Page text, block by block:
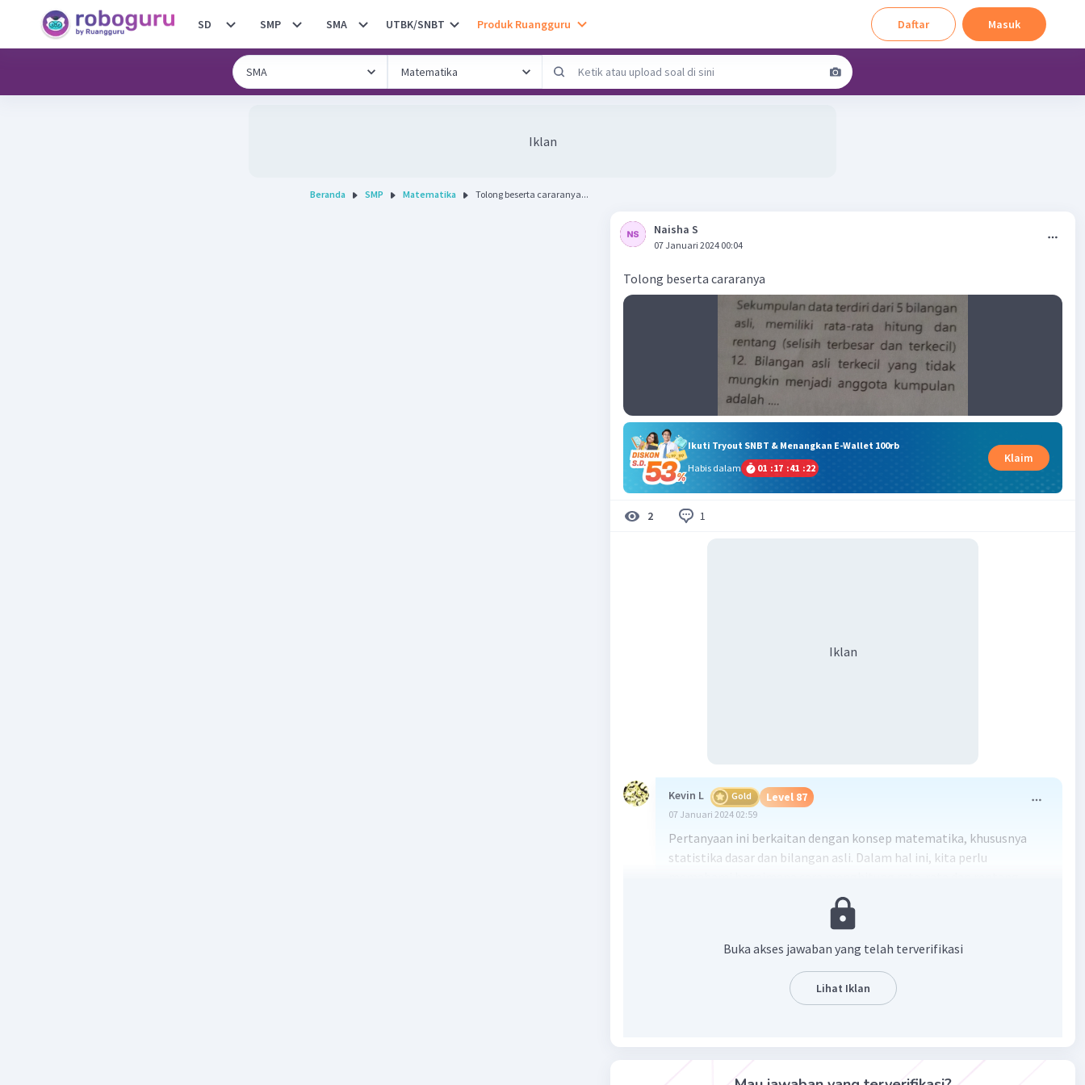
SD SMP SMA UTBK/SNBT Produk Ruangguru Daftar Masuk
Iklan
Beranda SMP Matematika Tolong beserta cararanya...
Naisha S
07 Januari 2024 00:04
Tolong beserta cararanya
Ikuti Tryout SNBT & Menangkan E-Wallet 100rb
Habis dalam
01 :17 :41 :21
Klaim
2 1
Iklan
Kevin L Gold Level 87
07 Januari 2024 02:59
Pertanyaan ini berkaitan dengan konsep matematika, khususnya
statistika dasar dan bilangan asli. Dalam hal ini, kita perlu
dalam suatu kumpulan data. Rata-rata hitung (mean) adalah jumlah
semua nilai data dibagi dengan banyaknya data, sedangkan rentang
(range) adalah selisih antara nilai terbesar dan terkecil dalam
kumpulan data tersebut.
2. Selanjutnya, diketahui bahwa rentang dari kumpulan data tersebut
Buka akses jawaban yang telah terverifikasi
Lihat Iklan